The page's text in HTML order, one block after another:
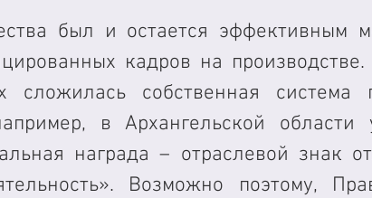
был и остается эффективным
кадров на
сложилась собственная система
в Архангельской области
награда – отраслевой знак
Возможно поэтому,